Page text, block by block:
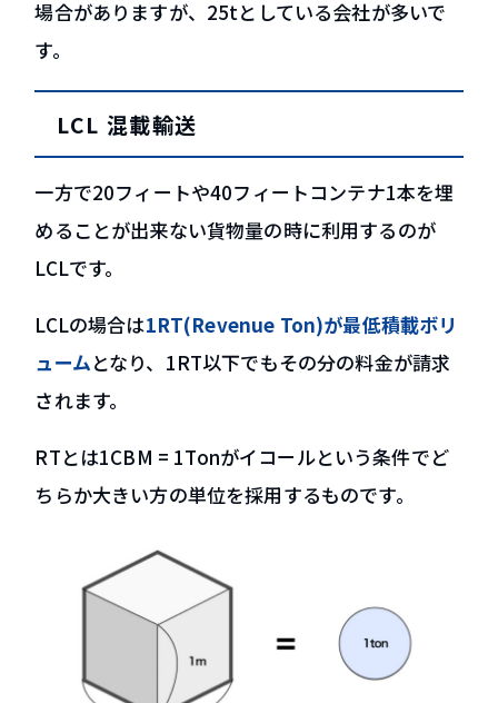
場合がありますが、25tとしている会社が多いで
す。
LCL 混載輸送
一方で20フィートや40フィートコンテナ1本を埋
めることが出来ない貨物量の時に利用するのが
LCLです。
LCLの場合は1RT(Revenue Ton)が最低積載ボリ
ュームとなり、1RT以下でもその分の料金が請求
されます。
RTとは1CBM = 1Tonがイコールという条件でど
ちらか大きい方の単位を採用するものです。